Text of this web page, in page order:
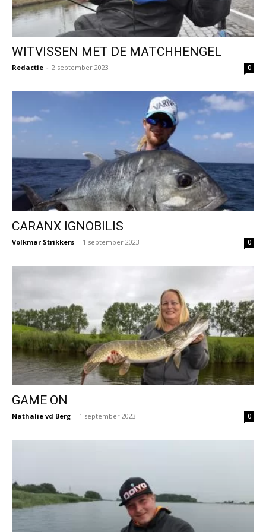
WITVISSEN MET DE MATCHHENGEL
Redactie - 2 september 2023 0
CARANX IGNOBILIS
Volkmar Strikkers - 1 september 2023 0
GAME ON
Nathalie vd Berg - 1 september 2023 0